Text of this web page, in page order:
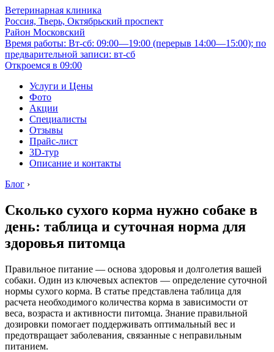
Ветеринарная клиника
Россия, Тверь, Октябрьский проспект
Район Московский
Время работы: Вт-сб: 09:00—19:00 (перерыв 14:00—15:00); по
предварительной записи: вт-сб
Откроемся в 09:00
Услуги и Цены
Фото
Акции
Специалисты
Отзывы
Прайс-лист
3D-тур
Описание и контакты
Блог ›
Сколько сухого корма нужно собаке в
день: таблица и суточная норма для
здоровья питомца
Правильное питание — основа здоровья и долголетия вашей
собаки. Один из ключевых аспектов — определение суточной
нормы сухого корма. В статье представлена таблица для
расчета необходимого количества корма в зависимости от
веса, возраста и активности питомца. Знание правильной
дозировки помогает поддерживать оптимальный вес и
предотвращает заболевания, связанные с неправильным
питанием.